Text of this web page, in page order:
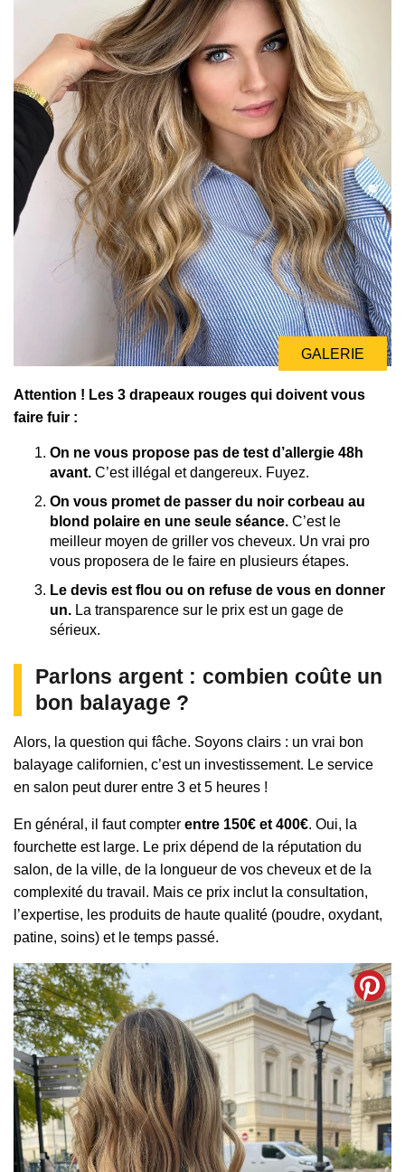
GALERIE
Attention ! Les 3 drapeaux rouges qui doivent vous
faire fuir :
On ne vous propose pas de test d’allergie 48h
avant. C’est illégal et dangereux. Fuyez.
On vous promet de passer du noir corbeau au
blond polaire en une seule séance. C’est le
meilleur moyen de griller vos cheveux. Un vrai pro
vous proposera de le faire en plusieurs étapes.
Le devis est flou ou on refuse de vous en donner
un. La transparence sur le prix est un gage de
sérieux.
Parlons argent : combien coûte un
bon balayage ?
Alors, la question qui fâche. Soyons clairs : un vrai bon
balayage californien, c’est un investissement. Le service
en salon peut durer entre 3 et 5 heures !
En général, il faut compter entre 150€ et 400€. Oui, la
fourchette est large. Le prix dépend de la réputation du
salon, de la ville, de la longueur de vos cheveux et de la
complexité du travail. Mais ce prix inclut la consultation,
l’expertise, les produits de haute qualité (poudre, oxydant,
patine, soins) et le temps passé.